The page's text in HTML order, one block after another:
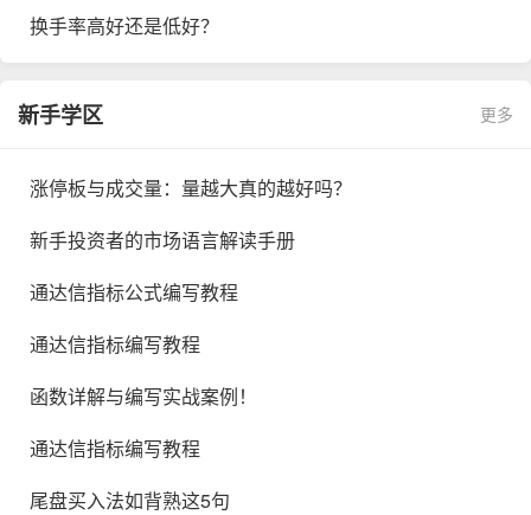
换手率高好还是低好？
新手学区 更多
涨停板与成交量：量越大真的越好吗？
新手投资者的市场语言解读手册
通达信指标公式编写教程
通达信指标编写教程
函数详解与编写实战案例！
通达信指标编写教程
尾盘买入法如背熟这5句